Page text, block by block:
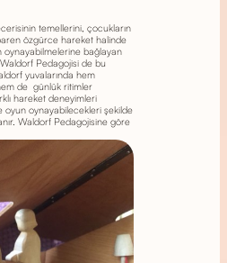
temellerini, çocukların
özgürce hareket halinde
oynayabilmelerine bağlayan
Pedagojisi de bu
yuvalarında hem
de günlük ritimler
hareket deneyimleri
oyun oynayabilecekleri şekilde
Waldorf Pedagojisine göre